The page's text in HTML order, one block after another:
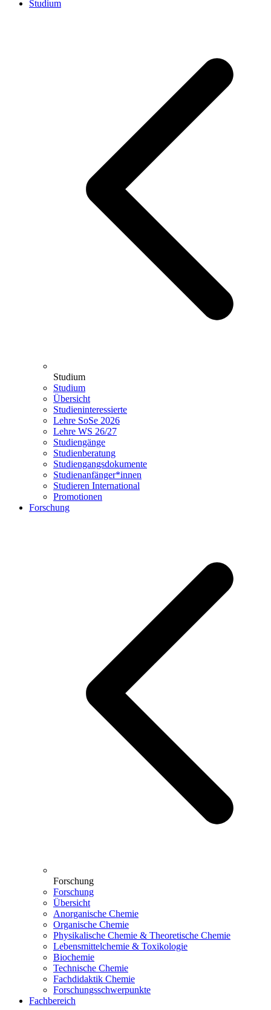
Studium
Studium
Studium
Übersicht
Studieninteressierte
Lehre SoSe 2026
Lehre WS 26/27
Studiengänge
Studienberatung
Studiengangsdokumente
Studienanfänger*innen
Studieren International
Promotionen
Forschung
Forschung
Forschung
Übersicht
Anorganische Chemie
Organische Chemie
Physikalische Chemie & Theoretische Chemie
Lebensmittelchemie & Toxikologie
Biochemie
Technische Chemie
Fachdidaktik Chemie
Forschungsschwerpunkte
Fachbereich